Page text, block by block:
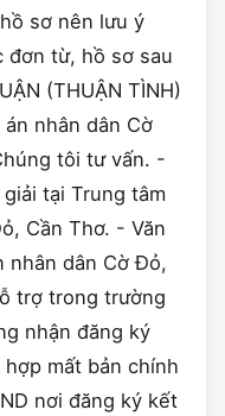
sơ nên lưu ý
đơn từ, hồ sơ sau
(THUẬN TÌNH)
nhân dân Cờ
tôi tư vấn. -
tại Trung tâm
Cần Thơ. - Văn
nhân dân Cờ Đỏ,
trợ trong trường
nhận đăng ký
mất bản chính
nơi đăng ký kết